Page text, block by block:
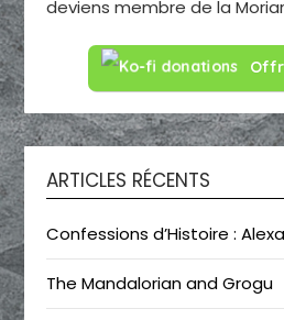
deviens membre de la
ARTICLES RÉCENTS
Confessions d’Histoire :
The Mandalorian and Grogu